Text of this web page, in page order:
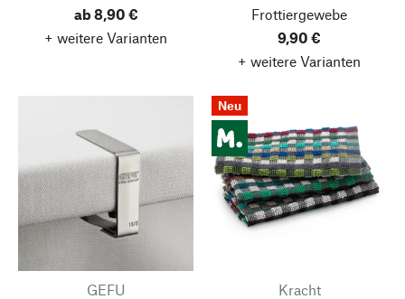
ab 8,90 €
+ weitere Varianten
Frottiergewebe
9,90 €
+ weitere Varianten
GEFU
Neu
Kracht